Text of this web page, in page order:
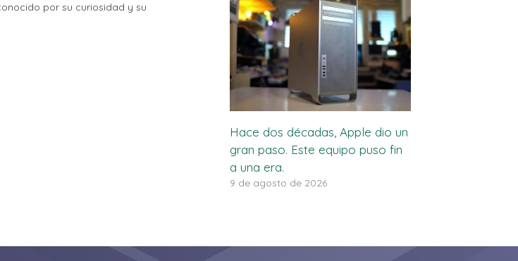
por su curiosidad y su
Hace dos décadas, Apple dio un
gran paso. Este equipo puso fin
a una era.
9 de agosto de 2026